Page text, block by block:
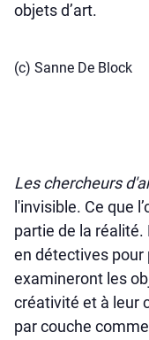
objets d’art.
(c) Sanne De Block
Les chercheurs
l'invisible. Ce que
partie de la
en détectives pour
examineront les
créativité et à leur
par couche